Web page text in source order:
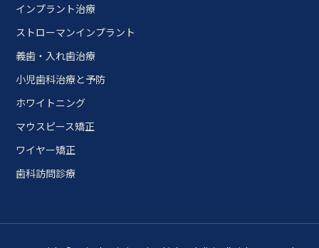
インプラント治療
ストローマンインプラント
義歯・入れ歯治療
小児歯科治療と予防
ホワイトニング
マウスピース矯正
ワイヤー矯正
歯科訪問診療